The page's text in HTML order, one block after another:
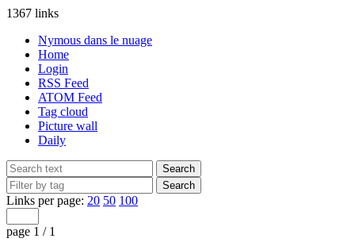
1367 links
Nymous dans le nuage
Home
Login
RSS Feed
ATOM Feed
Tag cloud
Picture wall
Daily
Links per page: 20 50 100
page 1 / 1